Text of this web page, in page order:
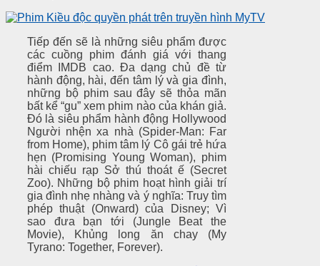
Tiếp đến sẽ là những siêu phẩm được
các cuồng phim đánh giá với thang
điểm IMDB cao. Đa dạng chủ đề từ
hành động, hài, đến tâm lý và gia đình,
những bộ phim sau đây sẽ thỏa mãn
bất kể “gu” xem phim nào của khán giả.
Đó là siêu phẩm hành động Hollywood
Người nhện xa nhà (Spider-Man: Far
from Home), phim tâm lý Cô gái trẻ hứa
hẹn (Promising Young Woman), phim
hài chiếu rạp Sở thú thoát ế (Secret
Zoo). Những bộ phim hoạt hình giải trí
gia đình nhẹ nhàng và ý nghĩa: Truy tìm
phép thuật (Onward) của Disney; Vì
sao đưa bạn tới (Jungle Beat the
Movie), Khủng long ăn chay (My
Tyrano: Together, Forever).